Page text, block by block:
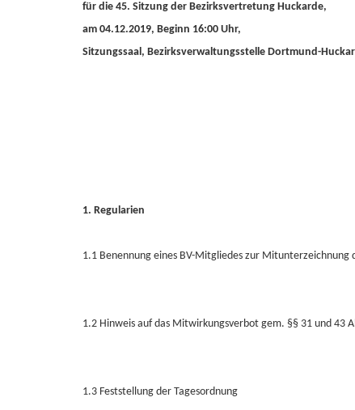
für die 45. Sitzung der Bezirksvertretung Huckarde,
am 04.12.2019, Beginn 16:00 Uhr,
Sitzungssaal, Bezirksverwaltungsstelle Dortmund-
1. Regularien
1.1 Benennung eines BV-Mitgliedes zur Mitunterzeichnung
1.2 Hinweis auf das Mitwirkungsverbot gem. §§ 31 und 43
1.3 Feststellung der Tagesordnung